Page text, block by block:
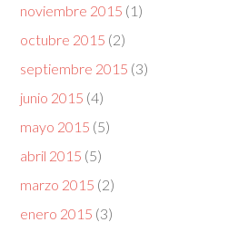
noviembre 2015 (1)
octubre 2015 (2)
septiembre 2015 (3)
junio 2015 (4)
mayo 2015 (5)
abril 2015 (5)
marzo 2015 (2)
enero 2015 (3)